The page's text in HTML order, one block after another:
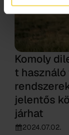
Komoly
t használó
jelentős
járhat
2024.07.02.